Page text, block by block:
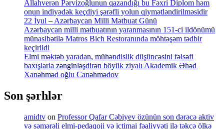
Allahverən Pərvizoğlunun qazandığı bu Fəxri Diplom həm
onun indiyədək keçdiyi şərəfli yolun qiymətləndirilməsidir
22 İyul – Azərbaycan Milli Mətbuat Günü
Azərbaycan milli mətbuatının yaranmasının 151-ci ildönümü
münasibətilə Matros Bich Restoranında möhtəşəm tədbir
keçirildi
Elmi məktəb yaradan, mühəndislik düşüncəsini fəlsəfi
baxışlarla zənginləşdirən böyük ziyalı Akademik Əhəd
Xanəhməd oğlu Canəhmədov
Son şərhlər
amidtv on Professor Qafar Cəbiyev özünün son dərəcə aktiv
və səmərəli elmi-pedaqoji və ictimai fəaliyyəti ilə təkcə ölkə